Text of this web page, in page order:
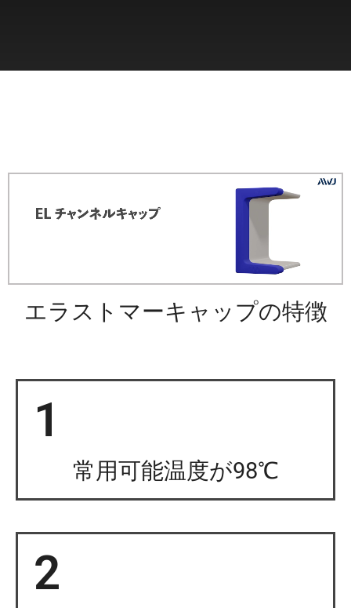
エラストマーキャップの特徴
1
常用可能温度が98℃
2